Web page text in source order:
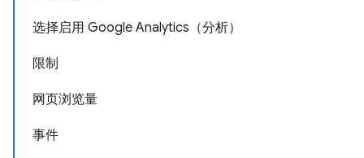
选择启用 Google Analytics（分析）
限制
网页浏览量
事件